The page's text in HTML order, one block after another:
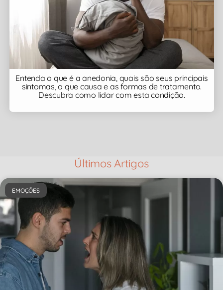
Entenda o que é a anedonia, quais são seus principais
sintomas, o que causa e as formas de tratamento.
Descubra como lidar com esta condição.
Últimos Artigos
EMOÇÕES